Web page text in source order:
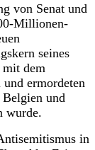
von Senat und
Millionen-
seines
mit dem
ermordeten
und
wurde.
in